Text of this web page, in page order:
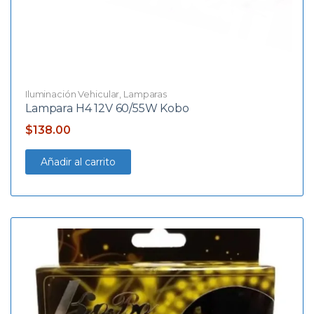
Iluminación Vehicular, Lamparas
Lampara H4 12V 60/55W Kobo
$138.00
Añadir al carrito